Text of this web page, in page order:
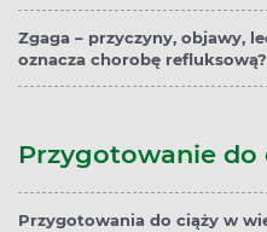
Zgaga – przyczyny, objawy,
oznacza chorobę refluksową?
Przygotowanie do
Przygotowania do ciąży w